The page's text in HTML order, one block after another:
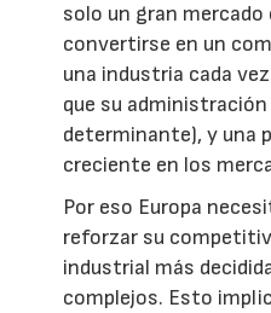
solo un gran
convertirse en un
una industria cada
que su
determinante), y una
creciente en los
Por eso Europa
reforzar su
industrial más
complejos. Esto